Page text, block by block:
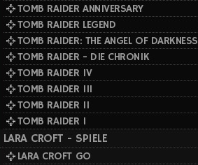
TOMB RAIDER ANNIVERSARY
TOMB RAIDER LEGEND
TOMB RAIDER: THE ANGEL OF DARKNESS
TOMB RAIDER - DIE CHRONIK
TOMB RAIDER IV
TOMB RAIDER III
TOMB RAIDER II
TOMB RAIDER I
LARA CROFT - SPIELE
LARA CROFT GO